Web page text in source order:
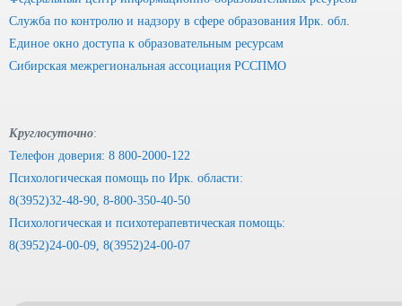
Служба по контролю и надзору в сфере образования Ирк. обл.
Единое окно доступа к образовательным ресурсам
Сибирская межрегиональная ассоциация РССПМО
Круглосуточно:
Телефон доверия: 8 800-2000-122
Психологическая помощь по Ирк. области:
8(3952)32-48-90, 8-800-350-40-50
Психологическая и психотерапевтическая помощь:
8(3952)24-00-09, 8(3952)24-00-07